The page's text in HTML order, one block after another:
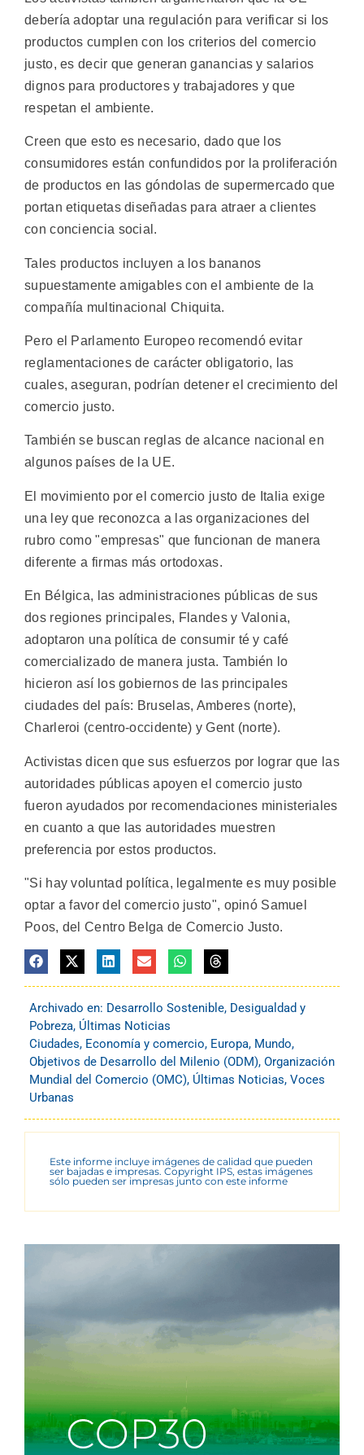
debería adoptar una regulación para verificar si los
productos cumplen con los criterios del comercio
justo, es decir que generan ganancias y salarios
dignos para productores y trabajadores y que
respetan el ambiente.
Creen que esto es necesario, dado que los
consumidores están confundidos por la proliferación
de productos en las góndolas de supermercado que
portan etiquetas diseñadas para atraer a clientes
con conciencia social.
Tales productos incluyen a los bananos
supuestamente amigables con el ambiente de la
compañía multinacional Chiquita.
Pero el Parlamento Europeo recomendó evitar
reglamentaciones de carácter obligatorio, las
cuales, aseguran, podrían detener el crecimiento del
comercio justo.
También se buscan reglas de alcance nacional en
algunos países de la UE.
El movimiento por el comercio justo de Italia exige
una ley que reconozca a las organizaciones del
rubro como "empresas" que funcionan de manera
diferente a firmas más ortodoxas.
En Bélgica, las administraciones públicas de sus
dos regiones principales, Flandes y Valonia,
adoptaron una política de consumir té y café
comercializado de manera justa. También lo
hicieron así los gobiernos de las principales
ciudades del país: Bruselas, Amberes (norte),
Charleroi (centro-occidente) y Gent (norte).
Activistas dicen que sus esfuerzos por lograr que las
autoridades públicas apoyen el comercio justo
fueron ayudados por recomendaciones ministeriales
en cuanto a que las autoridades muestren
preferencia por estos productos.
"Si hay voluntad política, legalmente es muy posible
optar a favor del comercio justo", opinó Samuel
Poos, del Centro Belga de Comercio Justo.
Archivado en: Desarrollo Sostenible, Desigualdad y
Pobreza, Últimas Noticias
Ciudades, Economía y comercio, Europa, Mundo,
Objetivos de Desarrollo del Milenio (ODM), Organización
Mundial del Comercio (OMC), Últimas Noticias, Voces
Urbanas
Este informe incluye imágenes de calidad que pueden
ser bajadas e impresas. Copyright IPS, estas imágenes
sólo pueden ser impresas junto con este informe